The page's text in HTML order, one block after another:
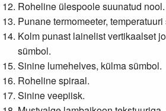
Roheline ülespoole suunatud nool.
Punane termomeeter, temperatuuri
Kolm punast lainelist vertikaalset
sümbol.
Sinine lumehelves, külma sümbol.
Roheline spiraal.
Sinine veepiisk.